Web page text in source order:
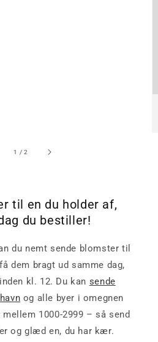
1 /af
2
til en du holder af,
du bestiller!
du nemt sende blomster til
dem bragt ud samme dag,
kl. 12. Du kan sende
og alle byer i omegnen
1000-2999 – så send
og glæd en, du har kær.